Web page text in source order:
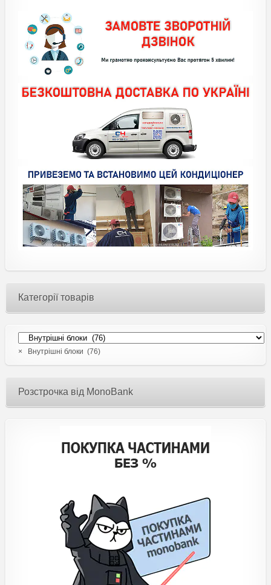
Категорії товарів
× Внутрішні блоки (76)
Розстрочка від MonoBank